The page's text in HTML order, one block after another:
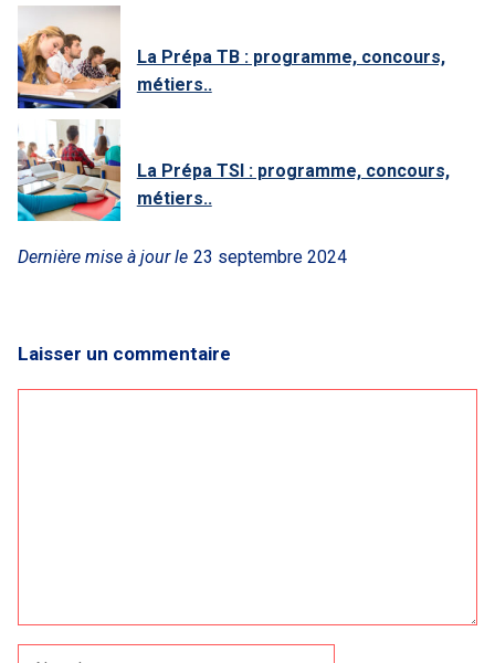
La Prépa TB : programme, concours,
métiers..
La Prépa TSI : programme, concours,
métiers..
Dernière mise à jour le 23 septembre 2024
Laisser un commentaire
Nom